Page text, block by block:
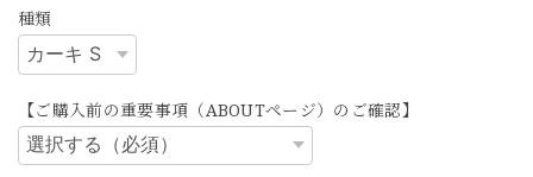
種類
【ご購入前の重要事項（ABOUTページ）のご確認】